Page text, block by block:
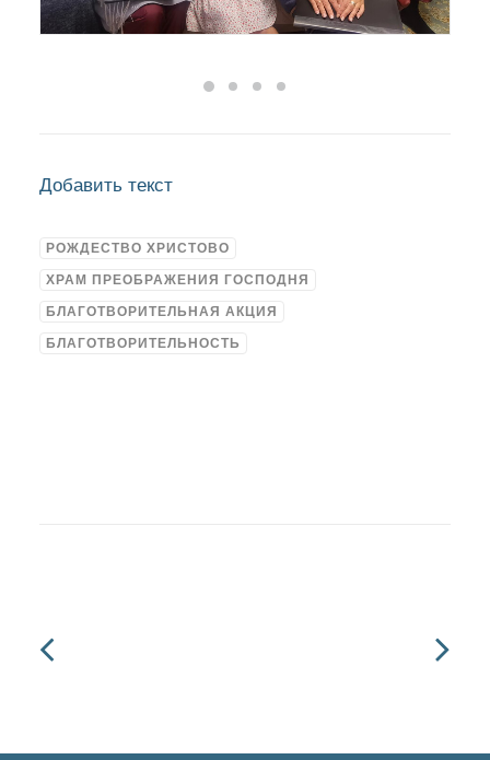
Добавить текст
РОЖДЕСТВО ХРИСТОВО
ХРАМ ПРЕОБРАЖЕНИЯ ГОСПОДНЯ
БЛАГОТВОРИТЕЛЬНАЯ АКЦИЯ
БЛАГОТВОРИТЕЛЬНОСТЬ